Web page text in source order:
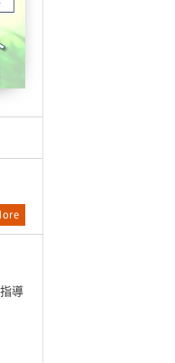
導